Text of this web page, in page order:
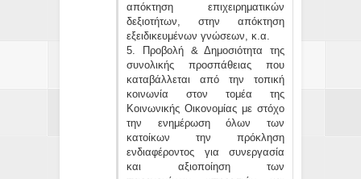
απόκτηση επιχειρηματικών
δεξιοτήτων, στην απόκτηση
εξειδικευμένων γνώσεων, κ.α.
5. Προβολή & Δημοσιότητα της
συνολικής προσπάθειας που
καταβάλλεται από την τοπική
κοινωνία στον τομέα της
Κοινωνικής Οικονομίας με στόχο
την ενημέρωση όλων των
κατοίκων την πρόκληση
ενδιαφέροντος για συνεργασία
και αξιοποίηση των